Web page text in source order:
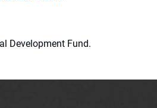
Development Fund.